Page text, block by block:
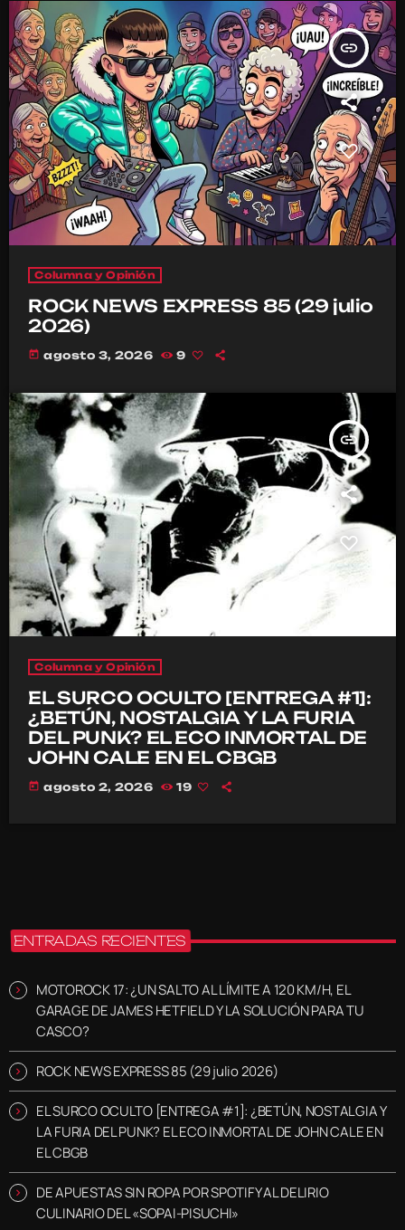
insert_link
Columna y Opinión
ROCK NEWS EXPRESS 85 (29 julio
2026)
today agosto 3, 2026 9
insert_link
Columna y Opinión
EL SURCO OCULTO [ENTREGA #1]:
¿BETÚN, NOSTALGIA Y LA FURIA
DEL PUNK? EL ECO INMORTAL DE
JOHN CALE EN EL CBGB
today agosto 2, 2026 19
ENTRADAS RECIENTES
MOTOROCK 17: ¿UN SALTO AL LÍMITE A 120 KM/H, EL
GARAGE DE JAMES HETFIELD Y LA SOLUCIÓN PARA TU
CASCO?
ROCK NEWS EXPRESS 85 (29 julio 2026)
EL SURCO OCULTO [ENTREGA #1]: ¿BETÚN, NOSTALGIA Y
LA FURIA DEL PUNK? EL ECO INMORTAL DE JOHN CALE EN
EL CBGB
DE APUESTAS SIN ROPA POR SPOTIFY AL DELIRIO
CULINARIO DEL «SOPAI-PISUCHI»